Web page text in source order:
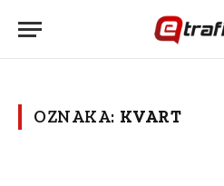
OZNAKA: KVART